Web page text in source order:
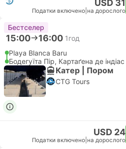
USD 31
Податки включено на дорослого
Бестселер
15:00 16:00 1год
Playa Blanca Baru
Бодегуїта Пір, Картаґена де індіас
Катер | Пором
CTG Tours
USD 24
Податки включено на дорослого